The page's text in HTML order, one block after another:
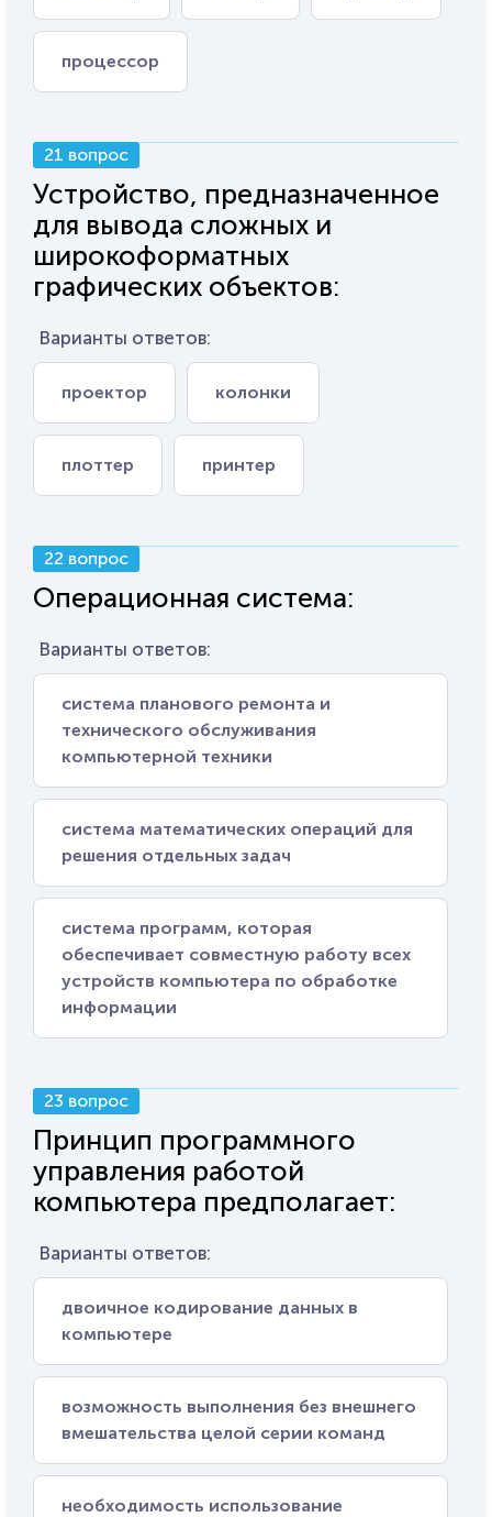
процессор
21 вопрос
Устройство, предназначенное
для вывода сложных и
широкоформатных
графических объектов:
Варианты ответов:
проектор колонки
плоттер принтер
22 вопрос
Операционная система:
Варианты ответов:
система планового ремонта и
технического обслуживания
компьютерной техники
система математических операций для
решения отдельных задач
система программ, которая
обеспечивает совместную работу всех
устройств компьютера по обработке
информации
23 вопрос
Принцип программного
управления работой
компьютера предполагает:
Варианты ответов:
двоичное кодирование данных в
компьютере
возможность выполнения без внешнего
вмешательства целой серии команд
необходимость использование